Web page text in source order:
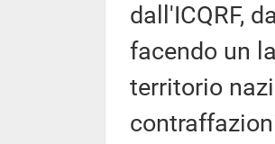
dall'ICQRF,
facendo un
territorio